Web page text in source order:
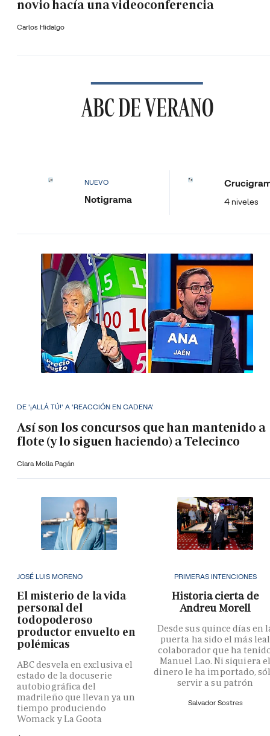
novio hacía una videoconferencia
Carlos Hidalgo
ABC DE VERANO
NUEVO
Notigrama 4 niveles
DE '¡ALLÁ TÚ!' A 'REACCIÓN EN CADENA'
Así son los concursos que han mantenido a
flote (y lo siguen haciendo) a Telecinco
Clara Molla Pagán
JOSÉ LUIS MORENO
El misterio de la vida
personal del
todopoderoso
productor envuelto en
polémicas
ABC desvela en exclusiva el
estado de la docuserie
autobiográfica del
madrileño que llevan ya un
tiempo produciendo
Womack y La Goota
PRIMERAS INTENCIONES
Historia cierta de
Andreu Morell
Desde sus quince días en
puerta ha sido el más leal
colaborador que ha
Manuel Lao. Ni siquiera
dinero le ha importado,
servir a su patrón
Salvador Sostres